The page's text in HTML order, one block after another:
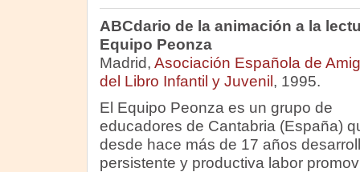
ABCdario de la animación a la
Equipo Peonza
Madrid, Asociación Española de
del Libro Infantil y Juvenil , 1995.
El Equipo Peonza es un grupo de
educadores de Cantabria (España)
desde hace más de 17 años
persistente y productiva labor